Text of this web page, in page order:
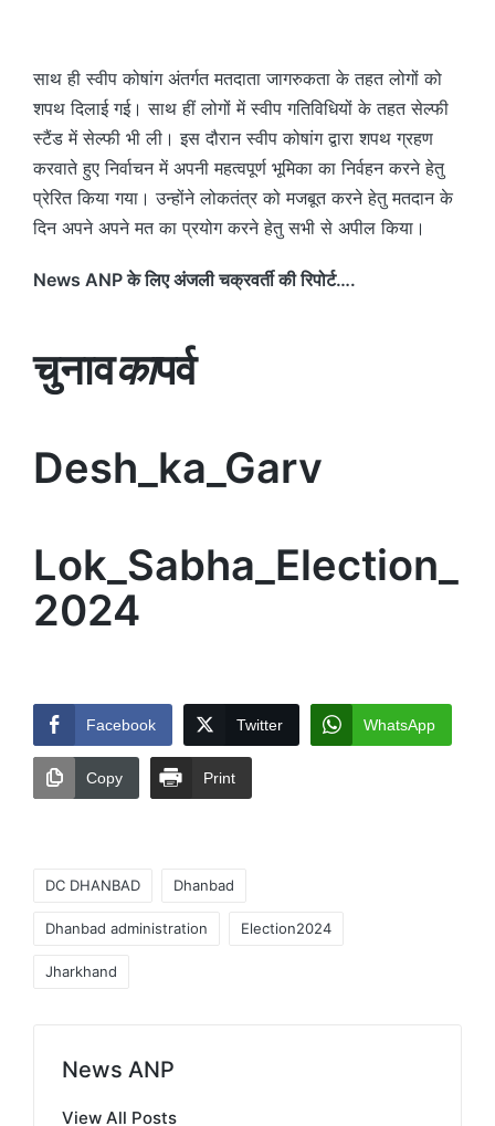
साथ ही स्वीप कोषांग अंतर्गत मतदाता जागरुकता के तहत लोगों को
शपथ दिलाई गई। साथ हीं लोगों में स्वीप गतिविधियों के तहत सेल्फी
स्टैंड में सेल्फी भी ली। इस दौरान स्वीप कोषांग द्वारा शपथ ग्रहण
करवाते हुए निर्वाचन में अपनी महत्वपूर्ण भूमिका का निर्वहन करने हेतु
प्रेरित किया गया। उन्होंने लोकतंत्र को मजबूत करने हेतु मतदान के
दिन अपने अपने मत का प्रयोग करने हेतु सभी से अपील किया।
News ANP के लिए अंजली चक्रवर्ती की रिपोर्ट….
चुनावकापर्व
Desh_ka_Garv
Lok_Sabha_Election_
2024
Facebook Twitter WhatsApp
Copy Print
DC DHANBAD Dhanbad
Dhanbad administration Election2024
Jharkhand
News ANP
View All Posts